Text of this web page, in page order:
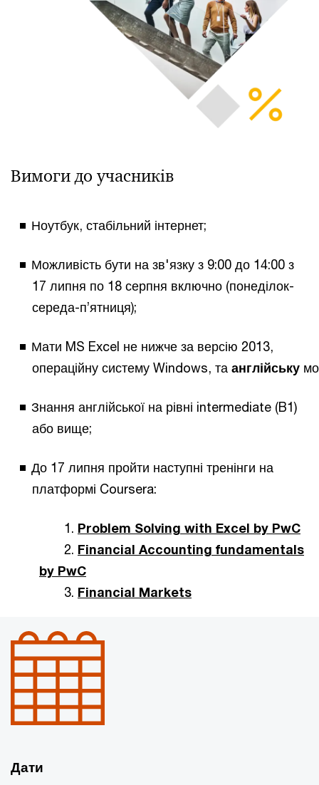
Вимоги до учасників
Ноутбук, стабільний інтернет;
Можливість бути на зв'язку з 9:00 до 14:00 з
17 липня по 18 серпня включно (понеділок-
середа-п’ятниця);
Мати MS Excel не нижче за версію 2013,
операційну систему Windows, та англійську
Знання англійської на рівні intermediate (B1)
або вище;
До 17 липня пройти наступні тренінги на
платформі Coursera:
1. Problem Solving with Excel by PwC
2. Financial Accounting fundamentals
by PwC
3. Financial Markets
Дати